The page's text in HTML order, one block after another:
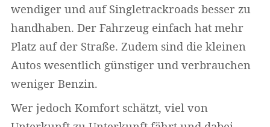
wendiger und auf Singletrackroads besser zu
handhaben. Der Fahrzeug einfach hat mehr
Platz auf der Straße. Zudem sind die kleinen
Autos wesentlich günstiger und verbrauchen
weniger Benzin.
Wer jedoch Komfort schätzt, viel von